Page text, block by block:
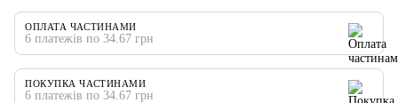
ОПЛАТА ЧАСТИНАМИ
6 платежів по 34.67 грн
ПОКУПКА ЧАСТИНАМИ
6 платежів по 34.67 грн